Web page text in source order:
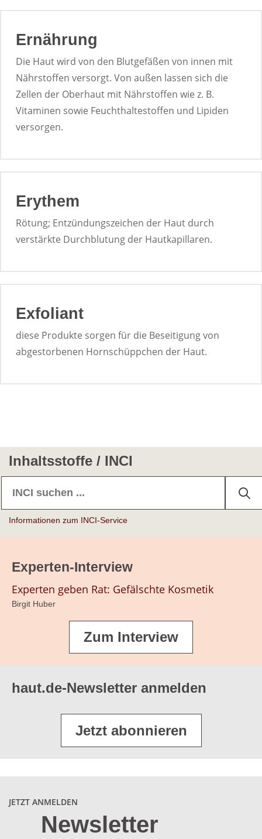
Ernährung
Die Haut wird von den Blutgefäßen von innen mit
Nährstoffen versorgt. Von außen lassen sich die
Zellen der Oberhaut mit Nährstoffen wie z. B.
Vitaminen sowie Feuchthaltestoffen und Lipiden
versorgen.
Erythem
Rötung; Entzündungszeichen der Haut durch
verstärkte Durchblutung der Hautkapillaren.
Exfoliant
diese Produkte sorgen für die Beseitigung von
abgestorbenen Hornschüppchen der Haut.
Inhaltsstoffe / INCI
Informationen zum INCI-Service
Experten-Interview
Experten geben Rat: Gefälschte Kosmetik
Birgit Huber
Zum Interview
haut.de-Newsletter anmelden
Jetzt abonnieren
JETZT ANMELDEN
Newsletter